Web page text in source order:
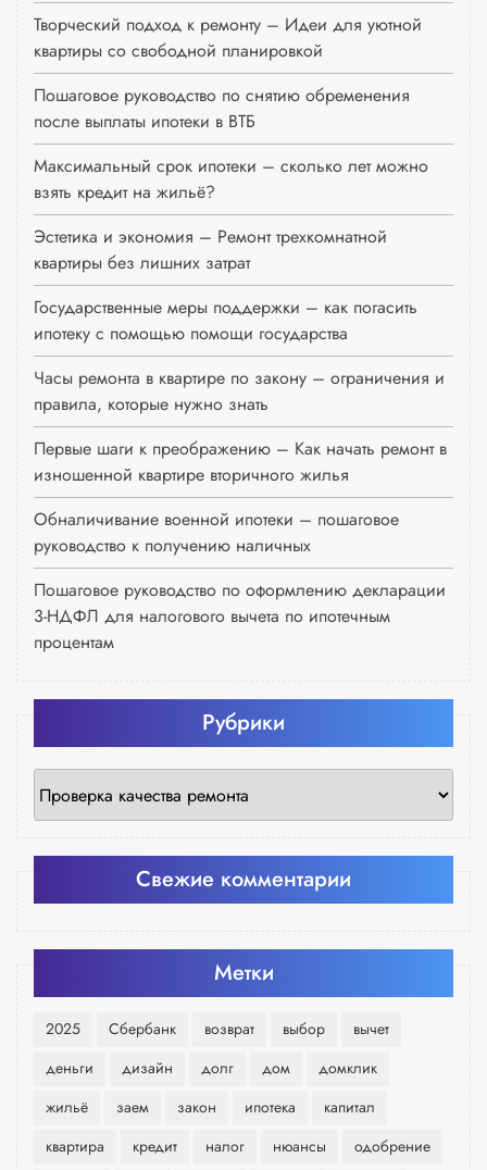
Творческий подход к ремонту – Идеи для уютной
квартиры со свободной планировкой
Пошаговое руководство по снятию обременения
после выплаты ипотеки в ВТБ
Максимальный срок ипотеки – сколько лет можно
взять кредит на жильё?
Эстетика и экономия – Ремонт трехкомнатной
квартиры без лишних затрат
Государственные меры поддержки – как погасить
ипотеку с помощью помощи государства
Часы ремонта в квартире по закону – ограничения и
правила, которые нужно знать
Первые шаги к преображению – Как начать ремонт в
изношенной квартире вторичного жилья
Обналичивание военной ипотеки – пошаговое
руководство к получению наличных
Пошаговое руководство по оформлению декларации
3-НДФЛ для налогового вычета по ипотечным
процентам
Рубрики
Рубрики
Свежие комментарии
Метки
2025 Сбербанк возврат выбор
вычет
деньги
дизайн долг дом
домклик
жильё
заем закон ипотека
капитал
квартира
кредит налог нюансы одобрение